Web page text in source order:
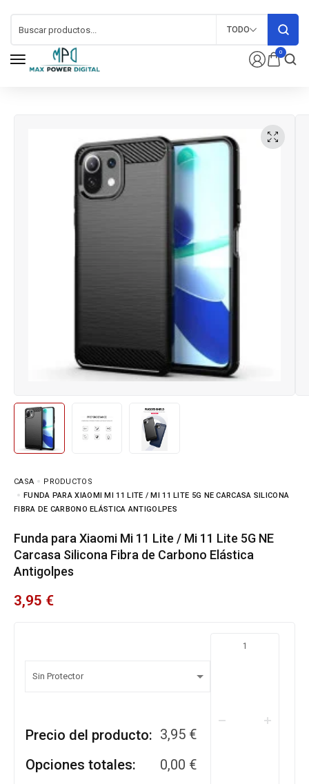
0
TODO
CASA
PRODUCTOS
FUNDA PARA XIAOMI MI 11 LITE / MI 11 LITE 5G NE CARCASA SILICONA
FIBRA DE CARBONO ELÁSTICA ANTIGOLPES
Funda para Xiaomi Mi 11 Lite / Mi 11 Lite 5G NE
Carcasa Silicona Fibra de Carbono Elástica
Antigolpes
3,95 €
Precio del producto: 3,95 €
Opciones totales:
0,00 €